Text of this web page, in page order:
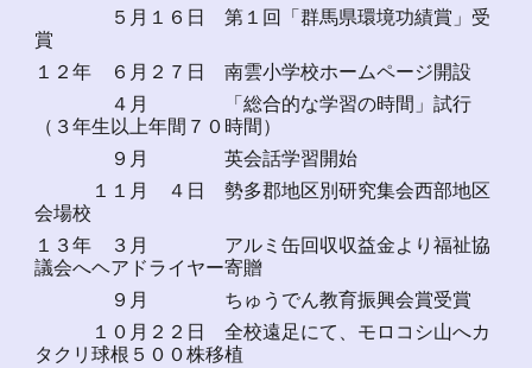
５月１６日 第１回「群馬県環境功績賞」受
賞
１２年 ６月２７日 南雲小学校ホームページ開設
４月 「総合的な学習の時間」試行
（３年生以上年間７０時間）
９月 英会話学習開始
１１月 ４日 勢多郡地区別研究集会西部地区
会場校
１３年 ３月 アルミ缶回収収益金より福祉協
議会へヘアドライヤー寄贈
９月 ちゅうでん教育振興会賞受賞
１０月２２日 全校遠足にて、モロコシ山へカ
タクリ球根５００株移植